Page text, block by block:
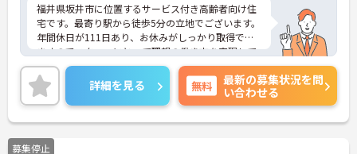
福井県坂井市に位置するサービス付き高齢者向け住
宅です。最寄り駅から徒歩5分の立地でございます。
年間休日が111日あり、お休みがしっかり取得でき
ますのでスタッフにとって理想の働き方を実現して
います。
賞与は計3.8ヶ月分の支給実績と嬉しい高待遇です。
ご興味のある方には、面接対策ポイントなど、さら
に詳細をお話しいたしますのでお気軽にご相談くだ
さい！
詳細を見る 無料
最新の募集状況を問
い合わせる
募集停止